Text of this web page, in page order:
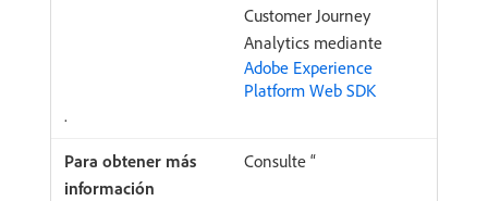
Customer Journey
Analytics mediante
Adobe Experience
Platform Web SDK
.
Consulte “